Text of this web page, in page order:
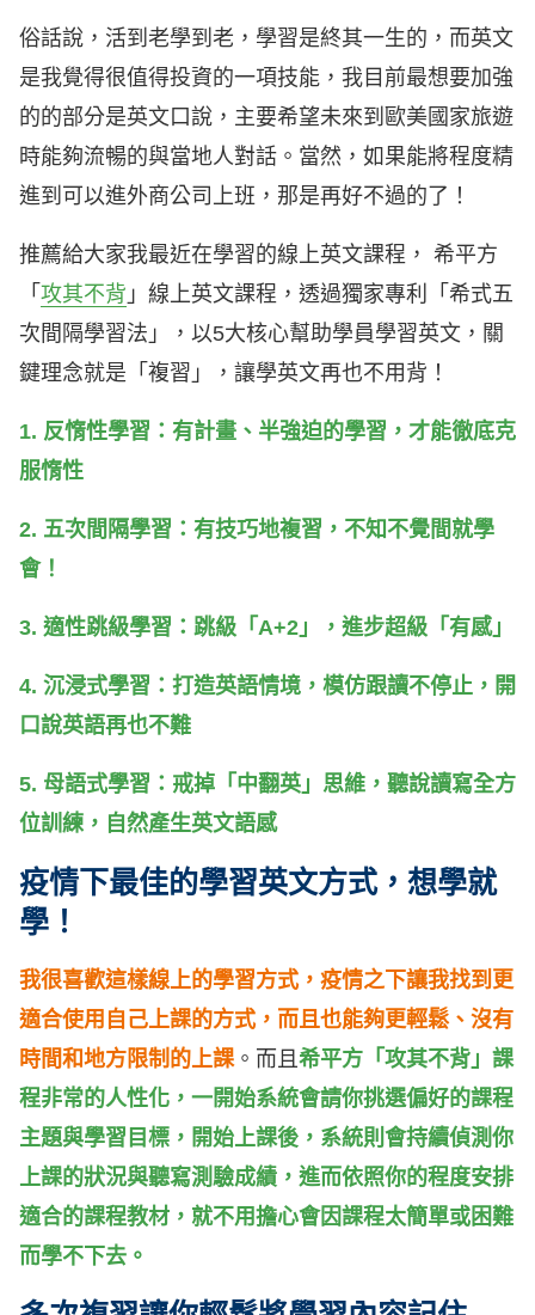
俗話說，活到老學到老，學習是終其一生的，而英文
是我覺得很值得投資的一項技能，我目前最想要加強
的的部分是英文口說，主要希望未來到歐美國家旅遊
時能夠流暢的與當地人對話。當然，如果能將程度精
進到可以進外商公司上班，那是再好不過的了！
推薦給大家我最近在學習的線上英文課程， 希平方
「 攻其不背 」線上英文課程，透過獨家專利「希式五
次間隔學習法」，以5大核心幫助學員學習英文，關
鍵理念就是「複習」，讓學英文再也不用背！
1. 反惰性學習：有計畫、半強迫的學習，才能徹底克
服惰性
2. 五次間隔學習：有技巧地複習，不知不覺間就學
會！
3. 適性跳級學習：跳級「A+2」，進步超級「有感」
4. 沉浸式學習：打造英語情境，模仿跟讀不停止，開
口說英語再也不難
5. 母語式學習：戒掉「中翻英」思維，聽說讀寫全方
位訓練，自然產生英文語感
疫情下最佳的學習英文方式，想學就
學！
我很喜歡這樣線上的學習方式，疫情之下讓我找到更
適合使用自己上課的方式，而且也能夠更輕鬆、沒有
時間和地方限制的上課。而且希平方「攻其不背」課
程非常的人性化，一開始系統會請你挑選偏好的課程
主題與學習目標，開始上課後，系統則會持續偵測你
上課的狀況與聽寫測驗成績，進而依照你的程度安排
適合的課程教材，就不用擔心會因課程太簡單或困難
而學不下去。